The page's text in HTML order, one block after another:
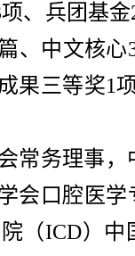
、兵团基
、中文核
果三等奖1
常务理事
会口腔医
（ICD）中